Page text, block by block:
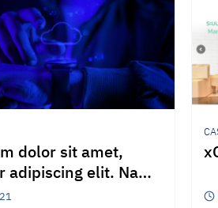
dolor sit amet,
adipiscing elit. Nam